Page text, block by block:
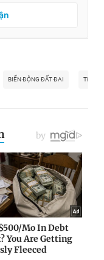
BIẾN ĐỘNG ĐẤT ĐAI THU